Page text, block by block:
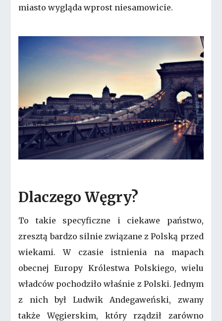
miasto wygląda wprost niesamowicie.
Dlaczego Węgry?
To takie specyficzne i ciekawe państwo,
zresztą bardzo silnie związane z Polską przed
wiekami. W czasie istnienia na mapach
obecnej Europy Królestwa Polskiego, wielu
władców pochodziło właśnie z Polski. Jednym
z nich był Ludwik Andegaweński, zwany
także Węgierskim, który rządził zarówno